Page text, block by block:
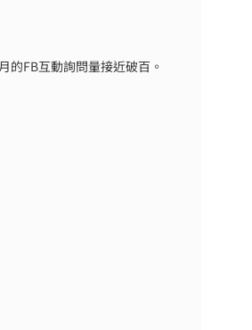
的FB互動詢問量接近破百。